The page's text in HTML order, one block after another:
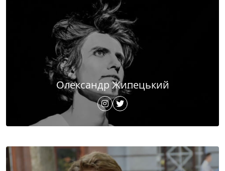
Олександр Жипецький